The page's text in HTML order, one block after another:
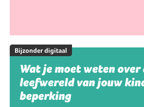
Bijzonder digitaal
Wat je moet weten
leefwereld van jouw
beperking